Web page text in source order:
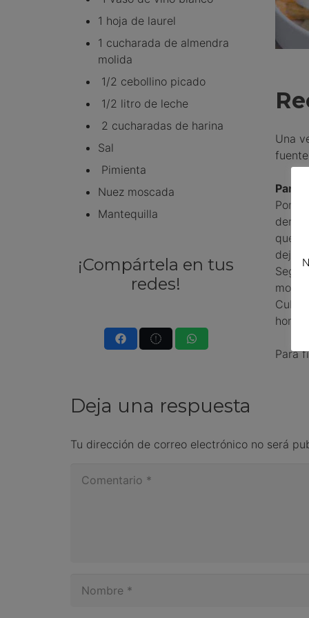
1 hoja de laurel
1 cucharada de almendra
molida
1/2 cebollino picado
1/2 litro de leche
2 cucharadas de harina
Sal
Pimienta
Nuez moscada
Mantequilla
¡Compártela en tus
redes!
Una
Para
dejar
horno.
Para
Deja una respuesta
Tu dirección de correo electrónico no será